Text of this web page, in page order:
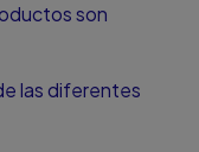
son
las diferentes